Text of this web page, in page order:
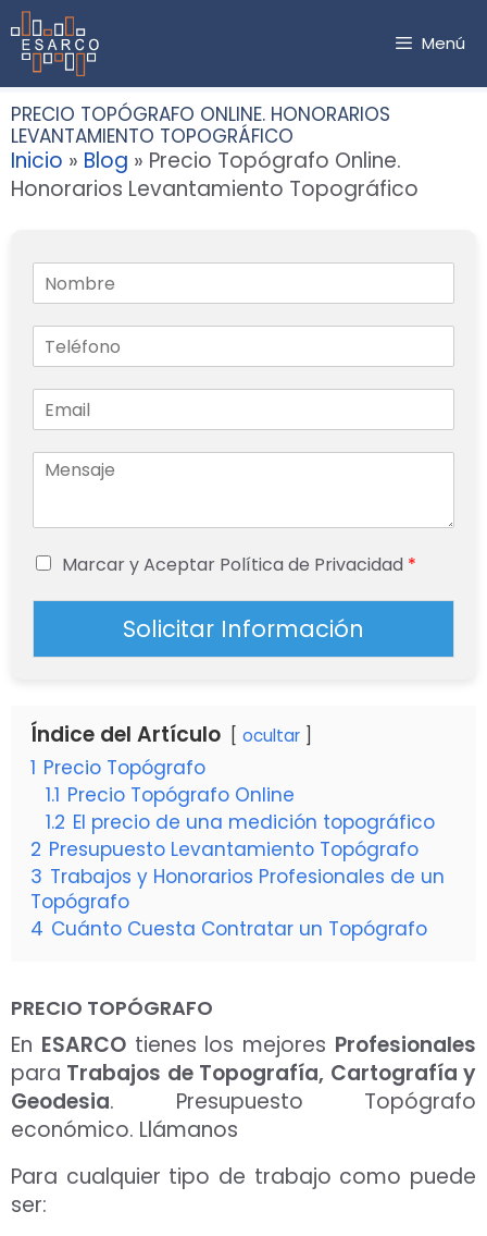
Saltar
al
contenido
Menú
PRECIO TOPÓGRAFO ONLINE. HONORARIOS
LEVANTAMIENTO TOPOGRÁFICO
Inicio » Blog » Precio Topógrafo Online.
Honorarios Levantamiento Topográfico
Marcar y Aceptar Política de Privacidad *
Solicitar Información
Índice del Artículo ocultar
1 Precio Topógrafo
1.1 Precio Topógrafo Online
1.2 El precio de una medición topográfico
2 Presupuesto Levantamiento Topógrafo
3 Trabajos y Honorarios Profesionales de un
Topógrafo
4 Cuánto Cuesta Contratar un Topógrafo
PRECIO TOPÓGRAFO
En ESARCOtienes los mejores Profesionales
para Trabajos de Topografía, Cartografía y
Geodesia. Presupuesto Topógrafo
económico. Llámanos
Para cualquier tipo de trabajo como puede
ser: